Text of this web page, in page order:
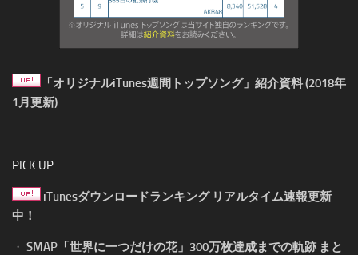
「オリジナルiTunes週間トップソング」紹介資料 (2018年
1月更新)
PICK UP
iTunesダウンロードランキング リアルタイム速報更新
中！
・ SMAP「世界に一つだけの花」300万枚達成までの軌跡 まと